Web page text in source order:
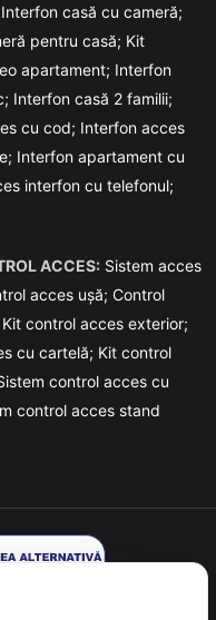
Interfon casă cu cameră;
pentru casă; Kit
apartament; Interfon
Interfon casă 2 familii;
cu cod; Interfon acces
Interfon apartament cu
interfon cu telefonul;
ACCES: Sistem acces
acces ușă; Control
Kit control acces exterior;
cu cartelă; Kit control
control acces cu
control acces stand